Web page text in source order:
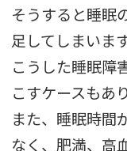
そうすると睡眠
足してしまいます
こうした睡眠障
こすケースもあ
また、睡眠時間
なく、肥満、高